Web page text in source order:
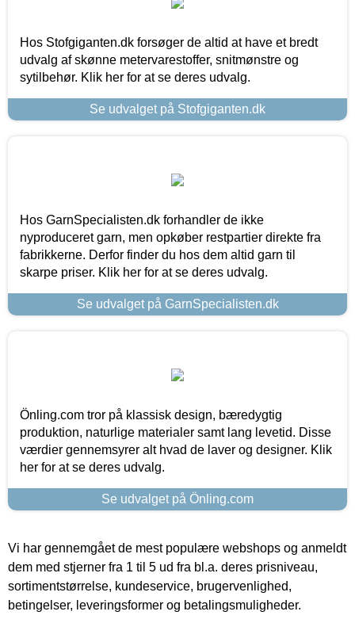
Hos Stofgiganten.dk forsøger de altid at have et bredt
udvalg af skønne metervarestoffer, snitmønstre og
sytilbehør. Klik her for at se deres udvalg.
Se udvalget på Stofgiganten.dk
Hos GarnSpecialisten.dk forhandler de ikke
nyproduceret garn, men opkøber restpartier direkte fra
fabrikkerne. Derfor finder du hos dem altid garn til
skarpe priser. Klik her for at se deres udvalg.
Se udvalget på GarnSpecialisten.dk
Önling.com tror på klassisk design, bæredygtig
produktion, naturlige materialer samt lang levetid. Disse
værdier gennemsyrer alt hvad de laver og designer. Klik
her for at se deres udvalg.
Se udvalget på Önling.com
Vi har gennemgået de mest populære webshops og anmeldt
dem med stjerner fra 1 til 5 ud fra bl.a. deres prisniveau,
sortimentstørrelse, kundeservice, brugervenlighed,
betingelser, leveringsformer og betalingsmuligheder.